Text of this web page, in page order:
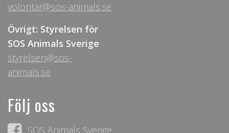
volontar@sos-animals.se
Övrigt: Styrelsen för
SOS Animals Sverige
styrelsen@sos-
animals.se
Följ oss
SOS Animals Sverige